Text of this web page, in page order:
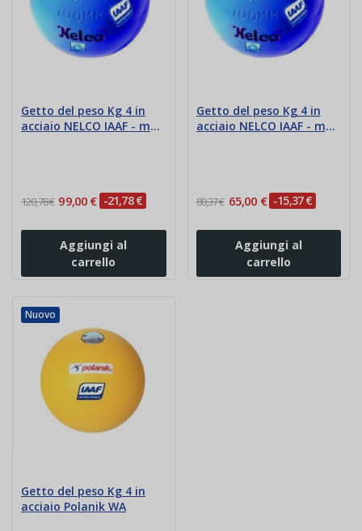
Getto del peso Kg 4 in
acciaio NELCO IAAF - mm
120,78 € 99,00 € -21,78 €
Aggiungi al
carrello
Getto del peso Kg 4 in
acciaio NELCO IAAF - mm
80,37 € 65,00 € -15,37 €
Aggiungi al
carrello
Nuovo
Getto del peso Kg 4 in
acciaio Polanik WA